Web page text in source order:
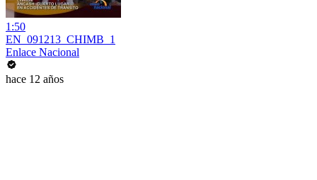
1:50
EN_091213_CHIMB_1
Enlace Nacional
hace 12 años